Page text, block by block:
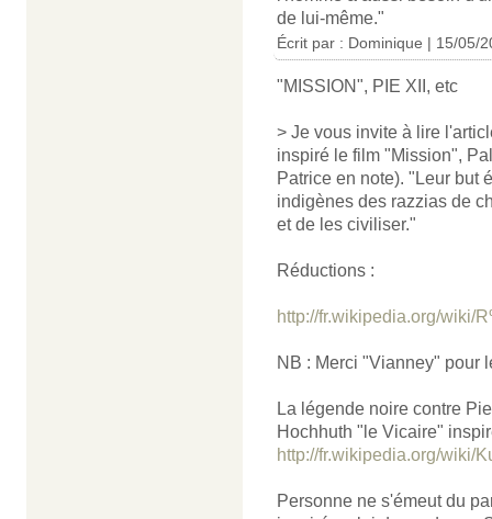
de lui-même."
Écrit par : Dominique | 15/05/
"MISSION", PIE XII, etc
> Je vous invite à lire
inspiré le film "Mission",
Patrice en note). "Leur but
indigènes des razzias de
et de les civiliser."
Réductions :
http://fr.wikipedia.org/wiki/
NB : Merci "Vianney" pour
La légende noire contre
Hochhuth "le Vicaire"
http://fr.wikipedia.org/wiki/
Personne ne s'émeut du